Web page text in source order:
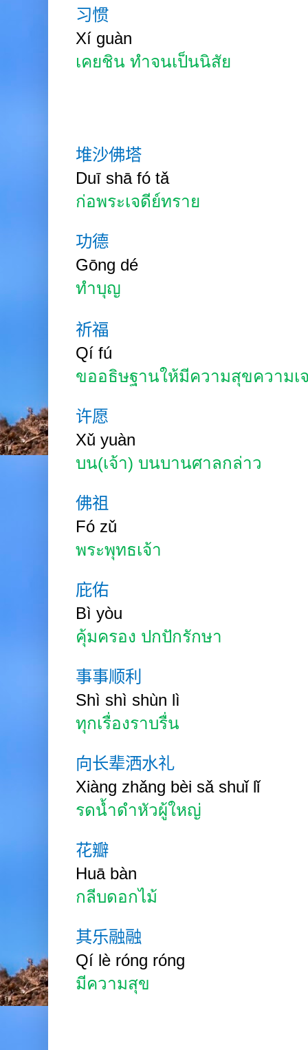
习惯
Xí guàn
เคยชิน ทำจนเป็นนิสัย
堆沙佛塔
Duī shā fó tǎ
ก่อพระเจดีย์ทราย
功德
Gōng dé
ทำบุญ
祈福
Qí fú
ขออธิษฐานให้มีความสุขความเ
许愿
Xǔ yuàn
บน(เจ้า) บนบานศาลกล่าว
佛祖
Fó zǔ
พระพุทธเจ้า
庇佑
Bì yòu
คุ้มครอง ปกปักรักษา
事事顺利
Shì shì shùn lì
ทุกเรื่องราบรื่น
向长辈洒水礼
Xiàng zhǎng bèi sǎ shuǐ lǐ
รดน้ำดำหัวผู้ใหญ่
花瓣
Huā bàn
กลีบดอกไม้
其乐融融
Qí lè róng róng
มีความสุข